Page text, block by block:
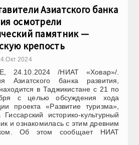
Азиатского банка
осмотрели
памятник —
крепость
2024
24.10.2024 /НИАТ «Ховар»/.
Азиатского банка развития,
в Таджикистане с 21 по
с целью обсуждения хода
проекта «Развитие туризма»,
Гиссарский историко-культурный
и ознакомилась с этим древним
Об этом сообщает НИАТ